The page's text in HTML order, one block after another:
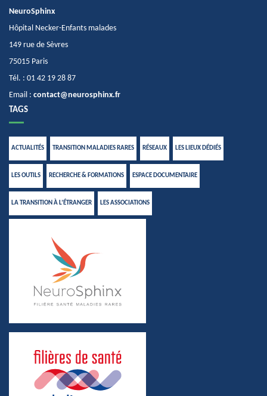
NeuroSphinx
Hôpital Necker-Enfants malades
149 rue de Sèvres
75015 Paris
Tél. : 01 42 19 28 87
Email : contact@neurosphinx.fr
TAGS
ACTUALITÉS TRANSITION MALADIES RARES RÉSEAUX LES LIEUX DÉDIÉS
LES OUTILS RECHERCHE & FORMATIONS ESPACE DOCUMENTAIRE
LA TRANSITION À L’ÉTRANGER LES ASSOCIATIONS